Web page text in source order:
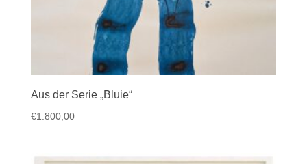
Aus der Serie „Bluie“
€1.800,00